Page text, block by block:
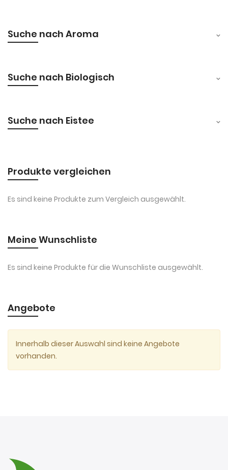
Suche nach Aroma
Suche nach Biologisch
Suche nach Eistee
Produkte vergleichen
Es sind keine Produkte zum Vergleich ausgewählt.
Meine Wunschliste
Es sind keine Produkte für die Wunschliste ausgewählt.
Angebote
Innerhalb dieser Auswahl sind keine Angebote
vorhanden.